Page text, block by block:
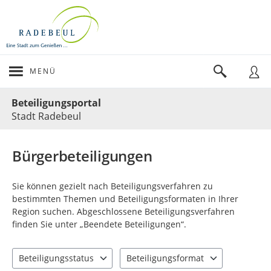
MENÜ
Beteiligungsportal
Stadt Radebeul
Bürgerbeteiligungen
Sie können gezielt nach Beteiligungsverfahren zu
bestimmten Themen und Beteiligungsformaten in Ihrer
Region suchen. Abgeschlossene Beteiligungsverfahren
finden Sie unter „Beendete Beteiligungen“.
Beteiligungsstatus
Beteiligungsformat